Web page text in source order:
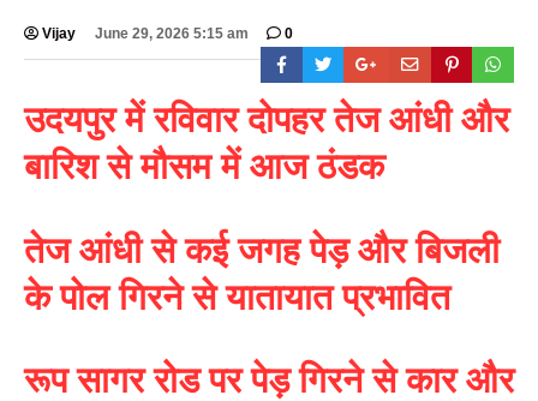
Vijay June 29, 2026 5:15 am 0
उदयपुर मेंरविवार दोपहरतेज आंधी और
बारिश से मौसम में आज ठंडक
तेज आंधी से कई जगह पेड़ और बिजली
के पोल गिरने से यातायात प्रभावित
रूप सागर रोड पर पेड़ गिरने से कार और